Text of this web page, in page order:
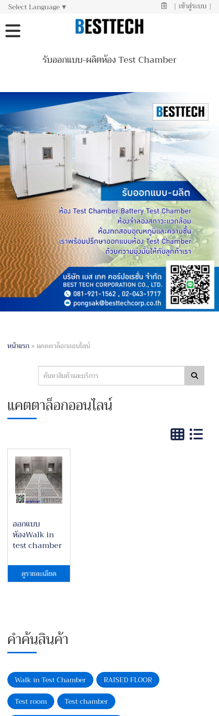
Select Language ▼ | เข้าสู่ระบบ |
รับออกแบบ-ผลิตห้อง Test Chamber
หน้าแรก» แคตตาล็อกออนไลน์
แคตตาล็อกออนไลน์
ออกแบบ
ห้องWalk in
test chamber
ดูรายละเอียด
คำค้นสินค้า
Walk in Test Chamber
RAISED FLOOR
Test room
Test chamber